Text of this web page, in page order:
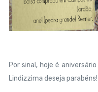
Por sinal, hoje é
Lindizzima deseja parabéns!